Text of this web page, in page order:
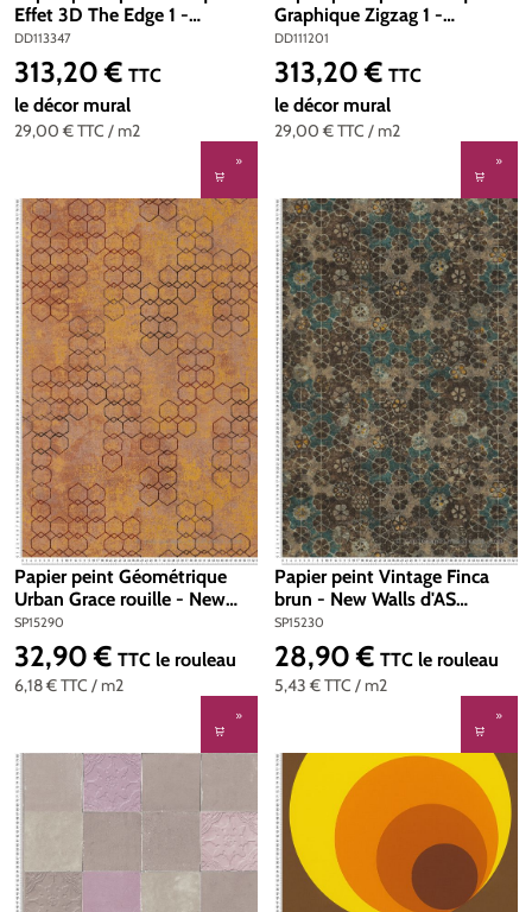
Effet 3D The Edge 1 -
Référence DD113347 - Intissé
200g/m2 - Standard 400 x
270
DD113347
29,00 €TTC / m2
Prix régulier :
313,20 € TTC
le décor mural
Graphique Zigzag 1 -
Référence DD111201 - Intissé
200g/m2 - Standard 400 x
270
DD111201
29,00 €TTC / m2
Prix régulier :
313,20 € TTC
le décor mural
Papier peint Géométrique
Urban Grace rouille - New
Walls d'AS Création | Réf.
SP15290
SP15290
6,18 €TTC / m2
Prix régulier :
32,90 € TTC le rouleau
Papier peint Vintage Finca
brun - New Walls d'AS
Création | Réf. SP15230
SP15230
5,43 €TTC / m2
Prix régulier :
28,90 € TTC le rouleau